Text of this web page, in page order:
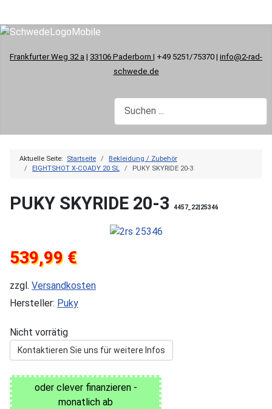
Frankfurter Weg 32 a | 33106 Paderborn | +49 5251/75370 | info@2-rad-
schwede.de
Aktuelle Seite: Startseite
Bekleidung / Zubehör
EIGHTSHOT X-COADY 20 SL
PUKY SKYRIDE 20-3
PUKY SKYRIDE 20-3 4457_22|25346
539,99 €
zzgl. Versandkosten
Hersteller: Puky
Nicht vorrätig
Kontaktieren Sie uns für weitere Infos
oder clever finanzieren -
monatlich ab